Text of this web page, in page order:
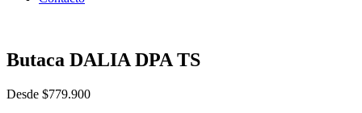
Butaca DALIA DPA TS
Desde $779.900